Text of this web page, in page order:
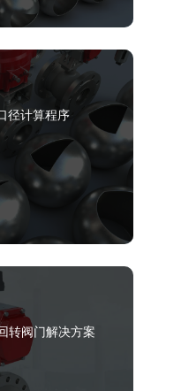
径计算程序
转阀门解决方案